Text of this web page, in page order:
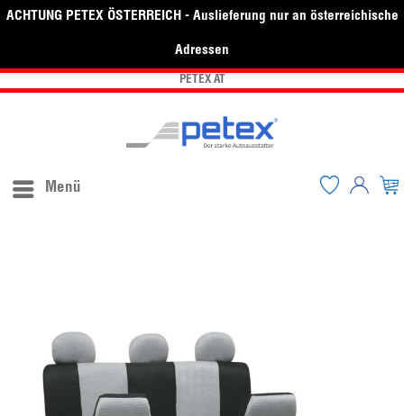
ACHTUNG PETEX ÖSTERREICH - Auslieferung nur an österreichische
Adressen
PETEX AT
Menü